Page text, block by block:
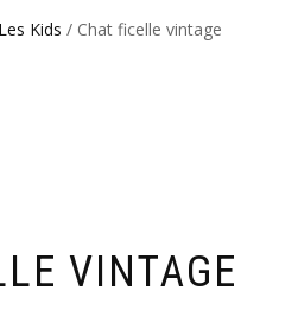
Les Kids / Chat ficelle vintage
VINTAGE